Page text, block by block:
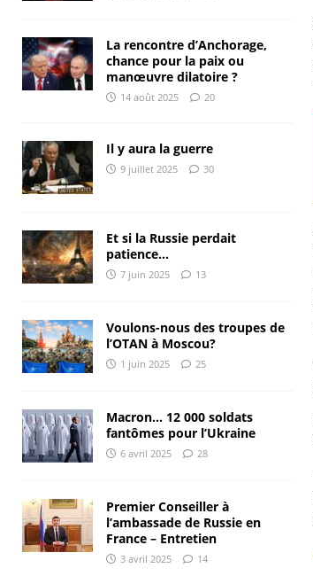
La rencontre d’Anchorage,
chance pour la paix ou
manœuvre dilatoire ?
14 août 2025 20
Il y aura la guerre
9 juillet 2025 30
Et si la Russie perdait
patience…
7 juin 2025 13
Voulons-nous des troupes de
l’OTAN à Moscou?
1 juin 2025 25
Macron… 12 000 soldats
fantômes pour l’Ukraine
6 avril 2025 28
Premier Conseiller à
l’ambassade de Russie en
France – Entretien
3 avril 2025 14